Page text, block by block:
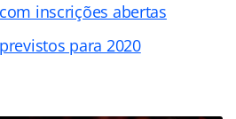
inscrições abertas
para 2020